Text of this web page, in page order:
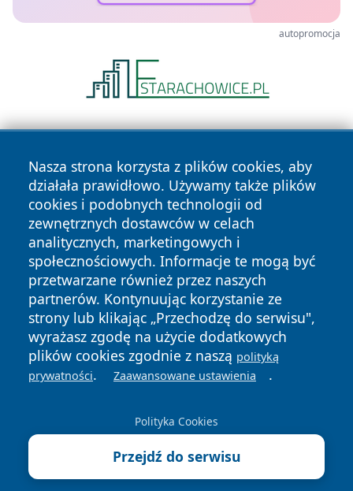
autopromocja
Nasza strona korzysta z plików cookies, aby
działała prawidłowo. Używamy także plików
cookies i podobnych technologii od
zewnętrznych dostawców w celach
analitycznych, marketingowych i
społecznościowych. Informacje te mogą być
przetwarzane również przez naszych
partnerów. Kontynuując korzystanie ze
strony lub klikając „Przechodzę do serwisu",
wyrażasz zgodę na użycie dodatkowych
plików cookies zgodnie z naszą polityką
prywatności. Zaawansowane ustawienia .
Polityka Cookies
Przejdź do serwisu
Copyright © 2026 wrotazabrza.pl Wszystkie prawa
zastrzeżone.
News Autorzy
Polityka
Prywatności
Polityka
Cookies